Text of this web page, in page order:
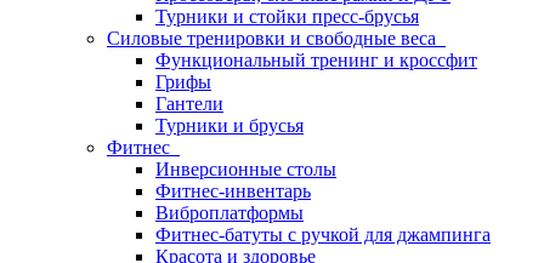
Турники и стойки пресс-брусья
Силовые тренировки и свободные веса
Функциональный тренинг и кроссфит
Грифы
Гантели
Турники и брусья
Фитнес
Инверсионные столы
Фитнес-инвентарь
Виброплатформы
Фитнес-батуты с ручкой для джампинга
Красота и здоровье